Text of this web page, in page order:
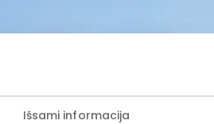
Išsami informacija
išskyrus AKROPOLIO dovanų
susijusius su AKROPOLIO
.